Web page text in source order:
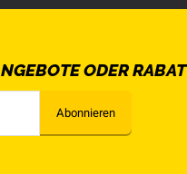
ODER
Abonnieren